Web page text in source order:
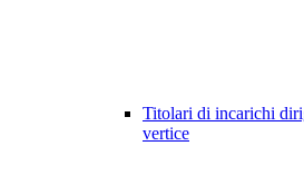
Titolari di incarichi
vertice